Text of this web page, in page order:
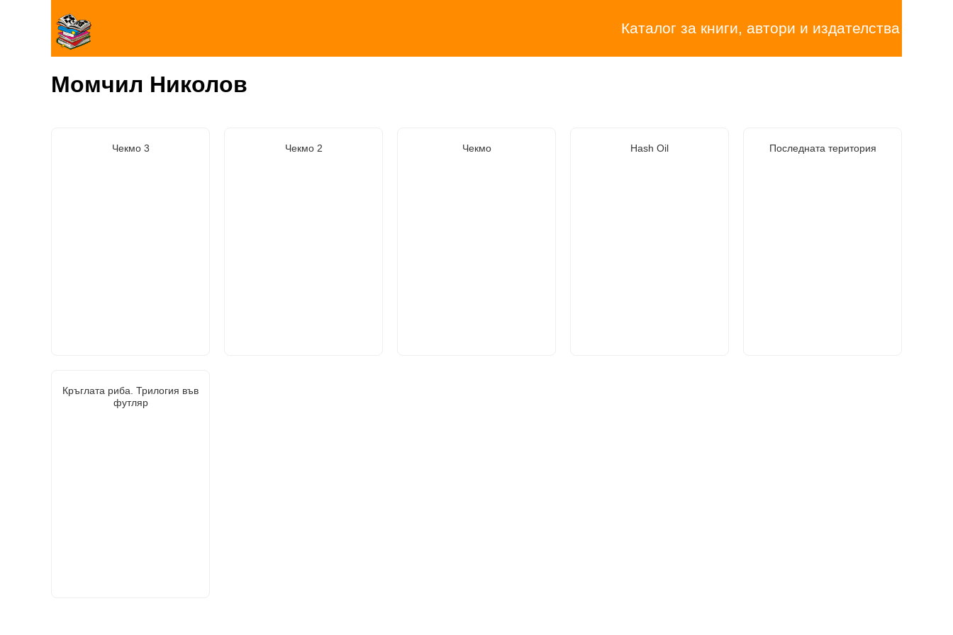
Каталог за книги, автори и издателства
Момчил Николов
Чекмо 3 Чекмо 2 Чекмо Hash Oil Последната територия
Кръглата риба. Трилогия във
футляр